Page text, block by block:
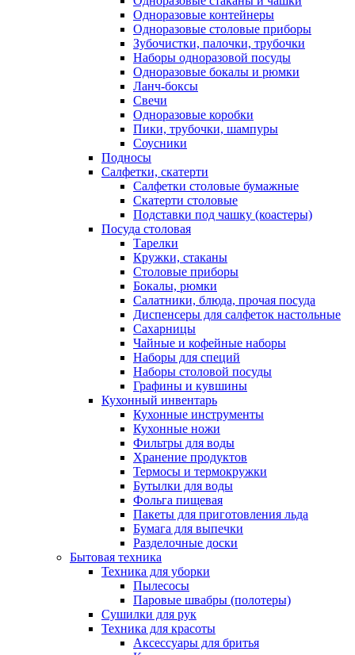
Одноразовые контейнеры
Одноразовые столовые приборы
Зубочистки, палочки, трубочки
Наборы одноразовой посуды
Одноразовые бокалы и рюмки
Ланч-боксы
Свечи
Одноразовые коробки
Пики, трубочки, шампуры
Соусники
Подносы
Салфетки, скатерти
Салфетки столовые бумажные
Скатерти столовые
Подставки под чашку (коастеры)
Посуда столовая
Тарелки
Кружки, стаканы
Столовые приборы
Бокалы, рюмки
Салатники, блюда, прочая посуда
Диспенсеры для салфеток настольные
Сахарницы
Чайные и кофейные наборы
Наборы для специй
Наборы столовой посуды
Графины и кувшины
Кухонный инвентарь
Кухонные инструменты
Кухонные ножи
Фильтры для воды
Хранение продуктов
Термосы и термокружки
Бутылки для воды
Фольга пищевая
Пакеты для приготовления льда
Бумага для выпечки
Разделочные доски
Бытовая техника
Техника для уборки
Пылесосы
Паровые швабры (полотеры)
Сушилки для рук
Техника для красоты
Аксессуары для бритья